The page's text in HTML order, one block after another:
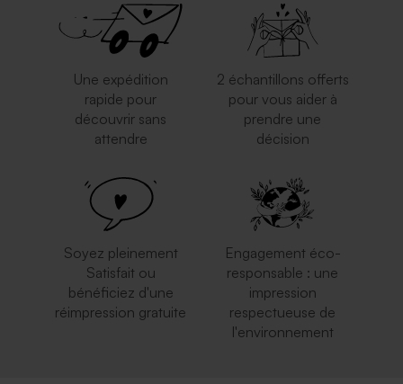
Une expédition
rapide pour
découvrir sans
attendre
2 échantillons offerts
pour vous aider à
prendre une
décision
Soyez pleinement
Satisfait ou
bénéficiez d'une
réimpression gratuite
Engagement éco-
responsable : une
impression
respectueuse de
l'environnement